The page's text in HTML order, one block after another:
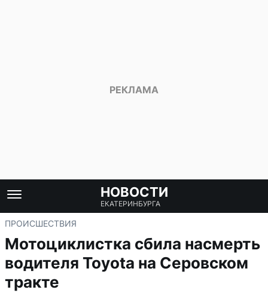
НОВОСТИ
ЕКАТЕРИНБУРГА
ПРОИСШЕСТВИЯ
Мотоциклистка сбила насмерть
водителя Toyota на Серовском
тракте